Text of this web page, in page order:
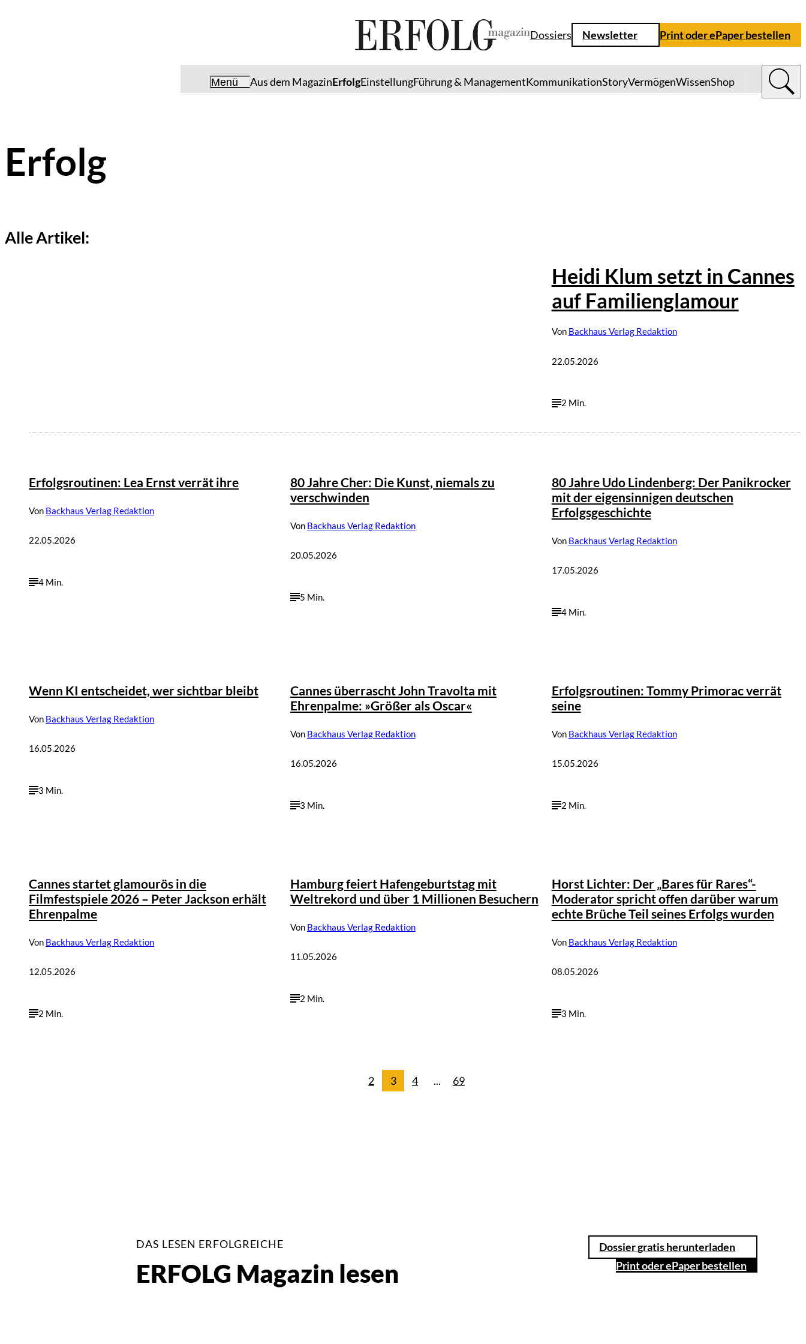
Dossiers Newsletter Print oder ePaper bestellen
Menü Aus dem MagazinErfolgEinstellungFührung & ManagementKommunikationStoryVermögenWissenShop
Erfolg
Alle Artikel:
Heidi Klum setzt in Cannes
auf Familienglamour
Von Backhaus Verlag Redaktion
22.05.2026
2 Min.
Erfolgsroutinen: Lea Ernst verrät ihre
Von Backhaus Verlag Redaktion
22.05.2026
4 Min.
80 Jahre Cher: Die Kunst, niemals zu
verschwinden
Von Backhaus Verlag Redaktion
20.05.2026
5 Min.
80 Jahre Udo Lindenberg: Der Panikrocker
mit der eigensinnigen deutschen
Erfolgsgeschichte
Von Backhaus Verlag Redaktion
17.05.2026
4 Min.
Wenn KI entscheidet, wer sichtbar bleibt
Von Backhaus Verlag Redaktion
16.05.2026
3 Min.
Cannes überrascht John Travolta mit
Ehrenpalme: »Größer als Oscar«
Von Backhaus Verlag Redaktion
16.05.2026
3 Min.
Erfolgsroutinen: Tommy Primorac verrät
seine
Von Backhaus Verlag Redaktion
15.05.2026
2 Min.
Cannes startet glamourös in die
Filmfestspiele 2026 – Peter Jackson erhält
Ehrenpalme
Von Backhaus Verlag Redaktion
12.05.2026
2 Min.
Hamburg feiert Hafengeburtstag mit
Weltrekord und über 1 Millionen Besuchern
Von Backhaus Verlag Redaktion
11.05.2026
2 Min.
Horst Lichter: Der „Bares für Rares“-
Moderator spricht offen darüber warum
echte Brüche Teil seines Erfolgs wurden
Von Backhaus Verlag Redaktion
08.05.2026
3 Min.
2 3 4 ... 69
DAS LESEN ERFOLGREICHE
ERFOLG Magazin lesen
Dossier gratis herunterladen
Print oder ePaper bestellen